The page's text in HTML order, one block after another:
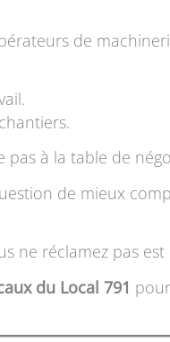
de
pas à la table de
de mieux
ne réclamez pas
du Local 791